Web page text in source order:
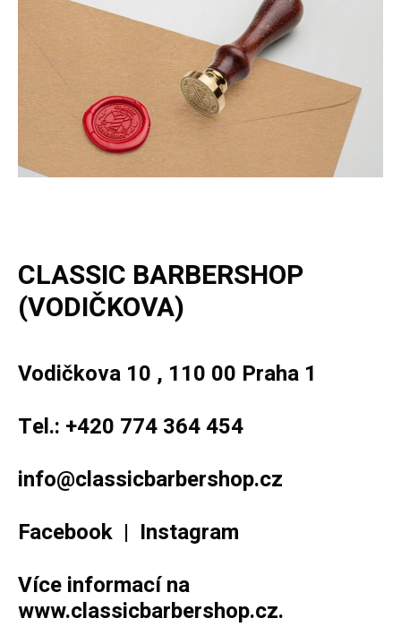
CLASSIC BARBERSHOP
(VODIČKOVA)
Vodičkova 10 , 110 00 Praha 1
Tel.: +420 774 364 454
info@classicbarbershop.cz
Facebook | Instagram
Více informací na
www.classicbarbershop.cz.